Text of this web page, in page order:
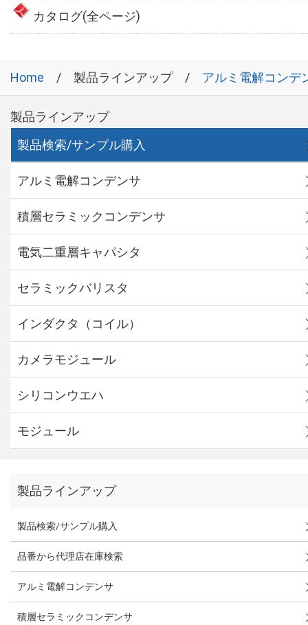
カタログ(全ページ)
Home 製品ラインアップ アルミ電解コンデ
製品ラインアップ
製品検索/サンプル購入
アルミ電解コンデンサ
積層セラミックコンデンサ
電気二重層キャパシタ
セラミックバリスタ
インダクタ（コイル）
カメラモジュール
シリコンウエハ
モジュール
製品ラインアップ
製品検索/サンプル購入
品番から代理店在庫検索
アルミ電解コンデンサ
積層セラミックコンデンサ